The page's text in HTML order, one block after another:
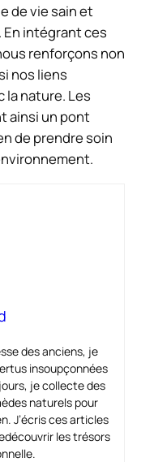
de vie sain et
intégrant ces
renforçons non
nos liens
la nature. Les
ainsi un pont
de prendre soin
des anciens, je
insoupçonnées
je collecte des
naturels pour
J’écris ces articles
les trésors